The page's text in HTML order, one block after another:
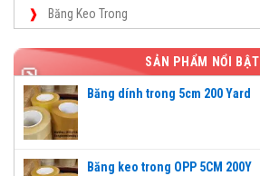
Băng Keo Trong
SẢN PHẨM NỔI BẬT
Băng dính trong 5cm 200 Yard
Băng keo trong OPP 5CM 200Y